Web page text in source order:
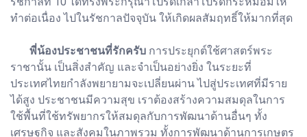
ทำต่อเนื่อง ไปในรัชกาลปัจจุบัน ให้เกิดผลสัมฤทธิ์ให้มากที่สุด
พี่น้องประชาชนที่รักครับ การประยุกต์ใช้ศาสตร์พระ
ราชานั้น เป็นสิ่งสำคัญ และจำเป็นอย่างยิ่ง ในระยะที่
ประเทศไทยกำลังพยายามจะเปลี่ยนผ่าน ไปสู่ประเทศที่มีราย
ได้สูง ประชาชนมีความสุข เราต้องสร้างความสมดุลในการ
ใช้พื้นที่ใช้ทรัพยากรให้สมดุลกับการพัฒนาด้านอื่นๆ ทั้ง
เศรษฐกิจ และสังคมในภาพรวม ทั้งการพัฒนาด้านการเกษตร